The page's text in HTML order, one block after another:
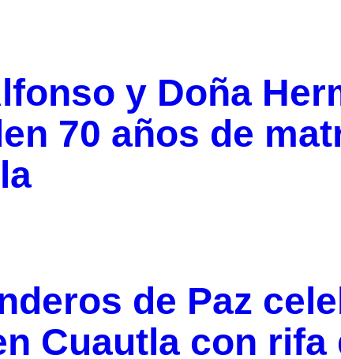
y Doña
70 años de
de Paz
Cuautla con